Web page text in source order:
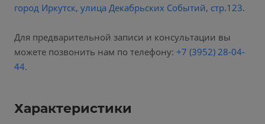
город Иркутск, улица Декабрьских Событий, стр.123.
Для предварительной записи и консультации вы
можете позвонить нам по телефону: +7 (3952) 28-04-
44.
Характеристики